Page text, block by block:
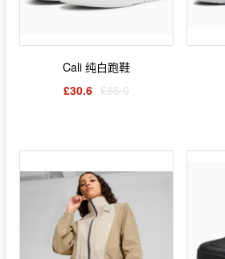
Cali 纯白跑鞋
£30.6 £85.0